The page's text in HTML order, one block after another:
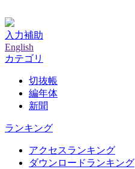
入力補助
English
カテゴリ
切抜帳
編年体
新聞
ランキング
アクセスランキング
ダウンロードランキング